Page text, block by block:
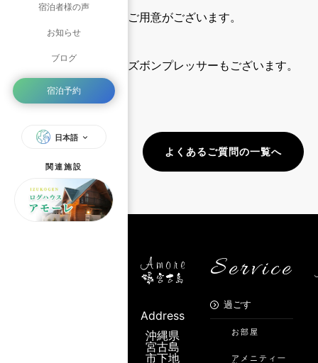
宿泊者様の声
お知らせ
ブログ
宿泊予約
日本語
関連施設
ご用意がございます。
ズボンプレッサーもございます。
よくあるご質問の一覧へ
Address
沖縄県
宮古島
市下地
Service
過ごす
お部屋
アメニティ一